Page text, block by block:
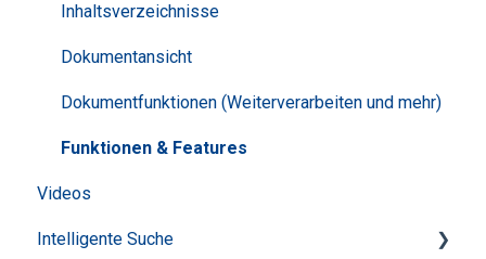
Inhaltsverzeichnisse
Dokumentansicht
Dokumentfunktionen (Weiterverarbeiten und mehr)
Funktionen & Features
Videos
Intelligente Suche